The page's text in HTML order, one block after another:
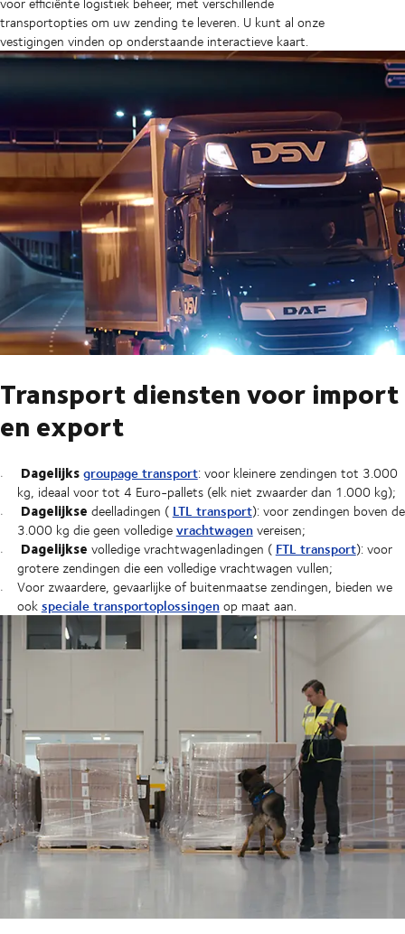
transportopties om uw zending te leveren. U kunt al onze
vestigingen vinden op onderstaande interactieve kaart.
Transport diensten voor import
en export
Dagelijksgroupage transport: voor kleinere zendingen tot 3.000
kg, ideaal voor tot 4 Euro-pallets (elk niet zwaarder dan 1.000 kg);
Dagelijkse deelladingen ( LTL transport): voor zendingen boven de
3.000 kg die geen volledigevrachtwagenvereisen;
Dagelijkse volledige vrachtwagenladingen ( FTL transport): voor
grotere zendingen die een volledige vrachtwagen vullen;
Voor zwaardere, gevaarlijke of buitenmaatse zendingen, bieden we
ookspeciale transportoplossingenop maat aan.